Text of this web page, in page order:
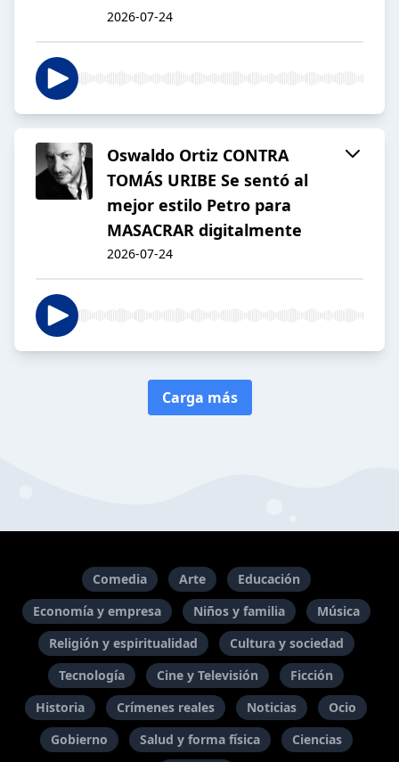
2026-07-24
Oswaldo Ortiz CONTRA
TOMÁS URIBE Se sentó al
mejor estilo Petro para
MASACRAR digitalmente
2026-07-24
Carga más
Comedia Arte
Educación
Economía y empresa
Niños y familia
Música
Religión y espiritualidad
Cultura y sociedad
Tecnología
Cine y Televisión
Ficción
Historia
Crímenes reales Noticias
Ocio
Gobierno
Salud y forma física Ciencias